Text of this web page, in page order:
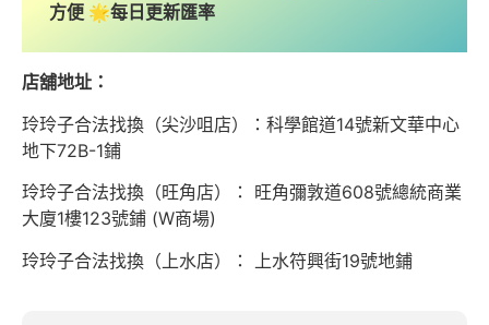
方便 🌟每日更新匯率
店舖地址：
玲玲子合法找換（尖沙咀店）：科學館道14號新文華中心
地下72B-1鋪
玲玲子合法找換（旺角店）： 旺角彌敦道608號總統商業
大廈1樓123號鋪 (W商場)
玲玲子合法找換（上水店）： 上水符興街19號地鋪